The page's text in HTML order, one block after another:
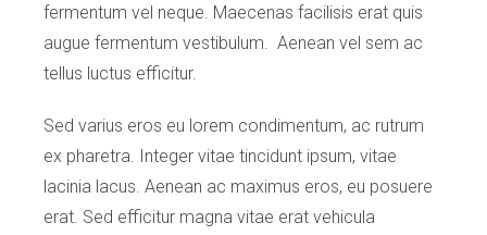
fermentum vel neque. Maecenas facilisis erat quis
augue fermentum vestibulum. Aenean vel sem ac
tellus luctus efficitur.
Sed varius eros eu lorem condimentum, ac rutrum
ex pharetra. Integer vitae tincidunt ipsum, vitae
lacinia lacus. Aenean ac maximus eros, eu posuere
erat. Sed efficitur magna vitae erat vehicula